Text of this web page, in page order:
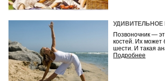
УДИВИТЕЛЬНОЕ
Позвоночник —
костей. Их может
шести. И такая
Подробнее